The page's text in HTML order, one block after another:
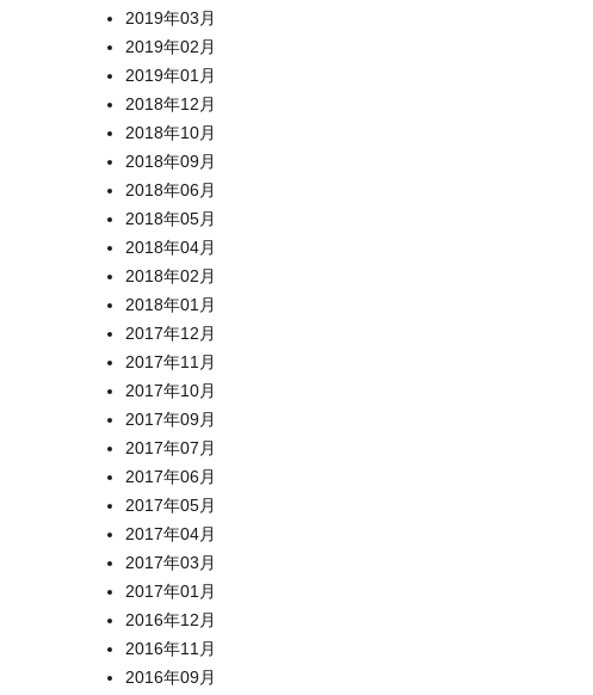
2019年03月
2019年02月
2019年01月
2018年12月
2018年10月
2018年09月
2018年06月
2018年05月
2018年04月
2018年02月
2018年01月
2017年12月
2017年11月
2017年10月
2017年09月
2017年07月
2017年06月
2017年05月
2017年04月
2017年03月
2017年01月
2016年12月
2016年11月
2016年09月